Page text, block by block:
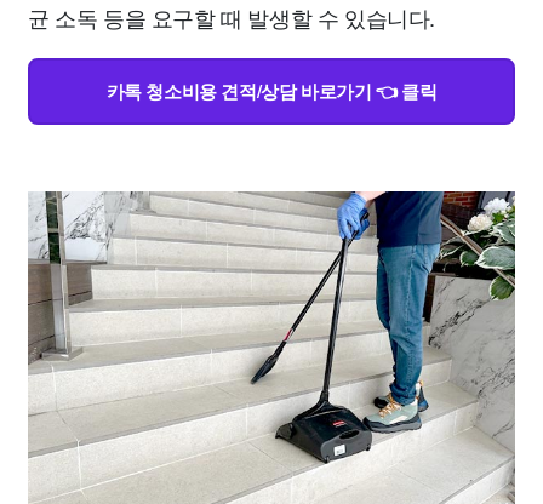
균 소독 등을 요구할 때 발생할 수 있습니다.
카톡 청소비용 견적/상담 바로가기 👈 클릭